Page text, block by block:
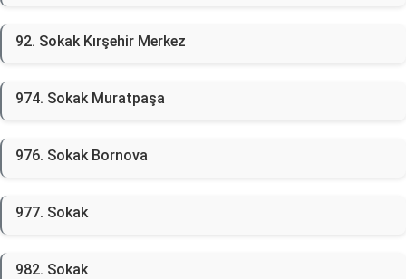
92. Sokak Kırşehir Merkez
974. Sokak Muratpaşa
976. Sokak Bornova
977. Sokak
982. Sokak